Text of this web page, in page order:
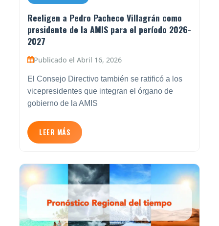
Reeligen a Pedro Pacheco Villagrán como
presidente de la AMIS para el período 2026-
2027
Publicado el Abril 16, 2026
El Consejo Directivo también se ratificó a los
vicepresidentes que integran el órgano de
gobierno de la AMIS
LEER MÁS